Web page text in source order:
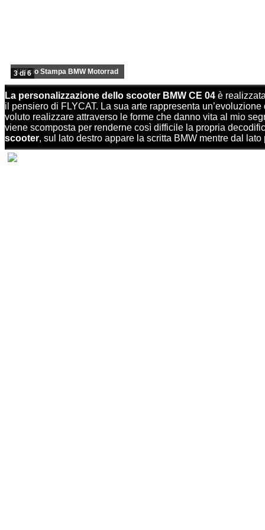
Ufficio Stampa BMW Motorrad
3 di 6
La personalizzazione dello scooter BMW CE 04 è
il pensiero di FLYCAT. La sua arte rappresenta
voluto realizzare attraverso le forme che danno vita al mio
viene scomposta per renderne così difficile la propria
scooter, sul lato destro appare la scritta BMW mentre dal lato